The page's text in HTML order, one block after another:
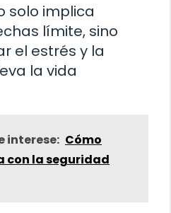
solo implica
límite, sino
el estrés y la
la vida
interese: Cómo
con la seguridad